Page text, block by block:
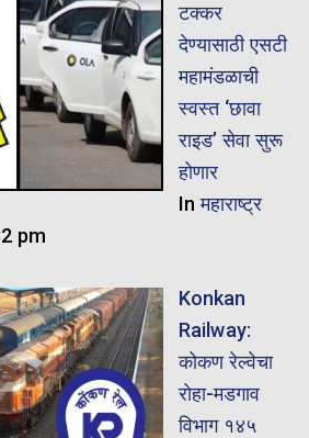
टक्कर
देण्यासाठी एसटी
महामंडळाची
स्वस्त ‘छावा
राइड’ सेवा सुरू
होणार
Inमहाराष्ट्र
pm
Konkan
Railway:
कोकण रेल्वेचा
रोहा-मडगाव
विभाग १४५